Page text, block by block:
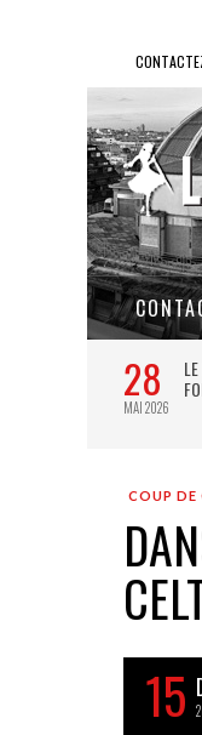
28
MAI 2026
COUP DE
15